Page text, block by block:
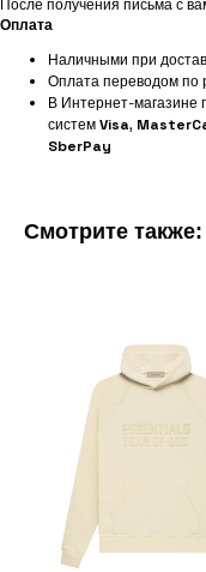
После получения письма с
Оплата
Наличными при
Оплата переводом по
В Интернет-магазине
системVisa,
SberPay
Смотрите также: